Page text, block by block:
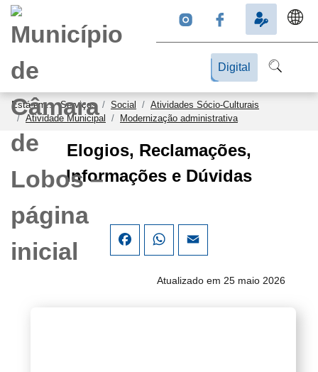
Digital
Está em...Serviços Social
Atividades Sócio-Culturais
Atividade Municipal
Modernização administrativa
FacebookWhatsApp
Elogios, Reclamações,
Informações e Dúvidas
Atualizado em 25 maio 2026